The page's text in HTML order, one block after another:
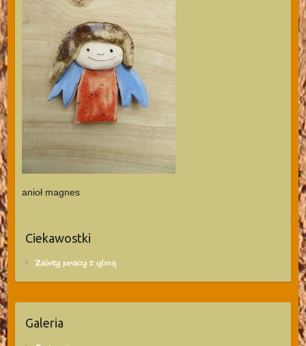
anioł magnes
Ciekawostki
Zalety pracy z gliną
Galeria